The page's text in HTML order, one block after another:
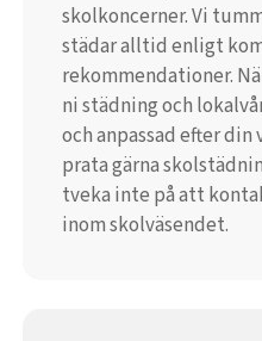
skolkoncerner. Vi
städar alltid enligt
rekommendationer.
ni städning och
och anpassad efter din
prata gärna
tveka inte på att
inom skolväsendet.